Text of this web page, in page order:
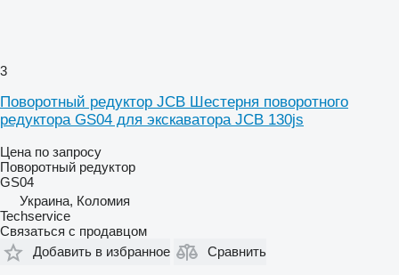
3
Поворотный редуктор JCB Шестерня поворотного
редуктора GS04 для экскаватора JCB 130js
Цена по запросу
Поворотный редуктор
GS04
Украина, Коломия
Techservice
Связаться с продавцом
Добавить в избранное
Сравнить